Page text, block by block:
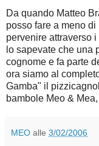
Da quando Matteo
posso fare a meno
pervenire attraverso
lo sapevate che una
cognome e fa parte
ora siamo al
Gamba" il
bambole Meo &
MEO alle 3/02/2006